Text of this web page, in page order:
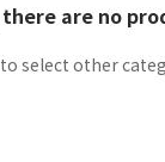
are no
select other